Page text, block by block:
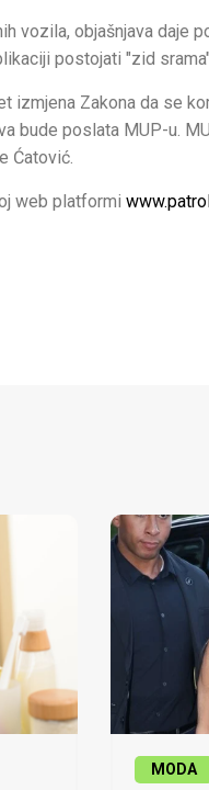
vozila, objašnjava daje
postojati "zid
izmjena Zakona da se
bude poslata MUP-u.
Ćatović.
web platformi
MODA